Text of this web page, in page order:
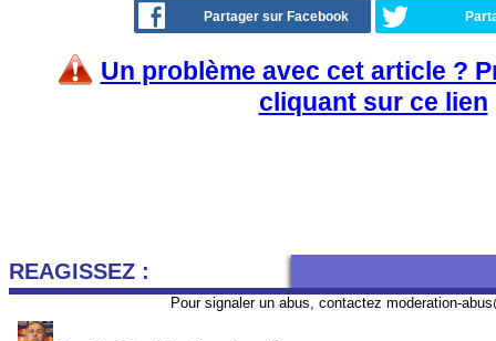
Partager sur Facebook
Un problème avec cet article ?
cliquant sur ce lien
REAGISSEZ :
Pour signaler un abus, contactez moderation-